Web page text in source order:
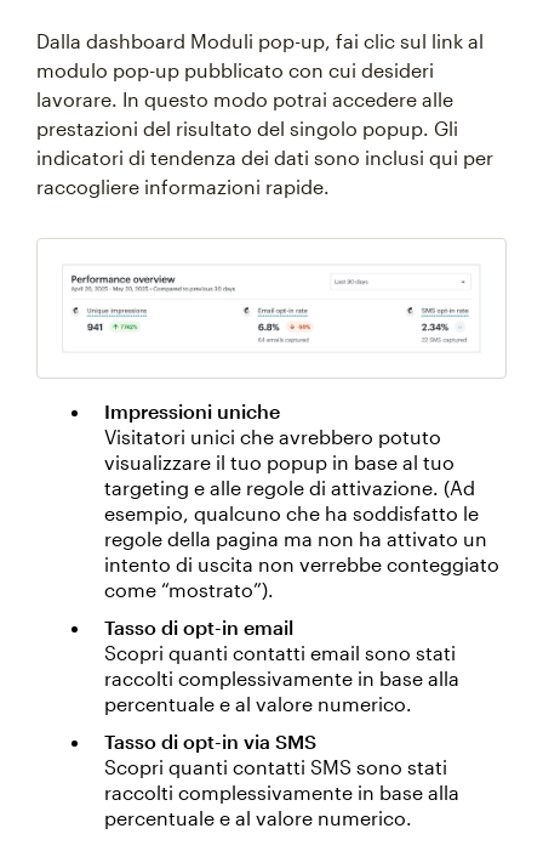
Dalla dashboard Moduli pop-up, fai clic sul link al
modulo pop-up pubblicato con cui desideri
lavorare. In questo modo potrai accedere alle
prestazioni del risultato del singolo popup. Gli
indicatori di tendenza dei dati sono inclusi qui per
raccogliere informazioni rapide.
Impressioni uniche
Visitatori unici che avrebbero potuto
visualizzare il tuo popup in base al tuo
targeting e alle regole di attivazione. (Ad
esempio, qualcuno che ha soddisfatto le
regole della pagina ma non ha attivato un
intento di uscita non verrebbe conteggiato
come “mostrato”).
Tasso di opt-in email
Scopri quanti contatti email sono stati
raccolti complessivamente in base alla
percentuale e al valore numerico.
Tasso di opt-in via SMS
Scopri quanti contatti SMS sono stati
raccolti complessivamente in base alla
percentuale e al valore numerico.